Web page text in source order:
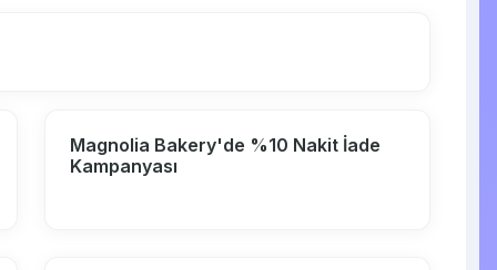
Magnolia Bakery'de %10 Nakit İade
Kampanyası